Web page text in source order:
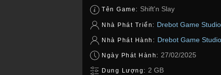
Tên Game: Shift'n Slay
Nhà Phát Triển: Drebot Game Studio
Nhà Phát Hành: Drebot Game Studio
Ngày Phát Hành: 27/02/2025
Dung Lượng: 2 GB